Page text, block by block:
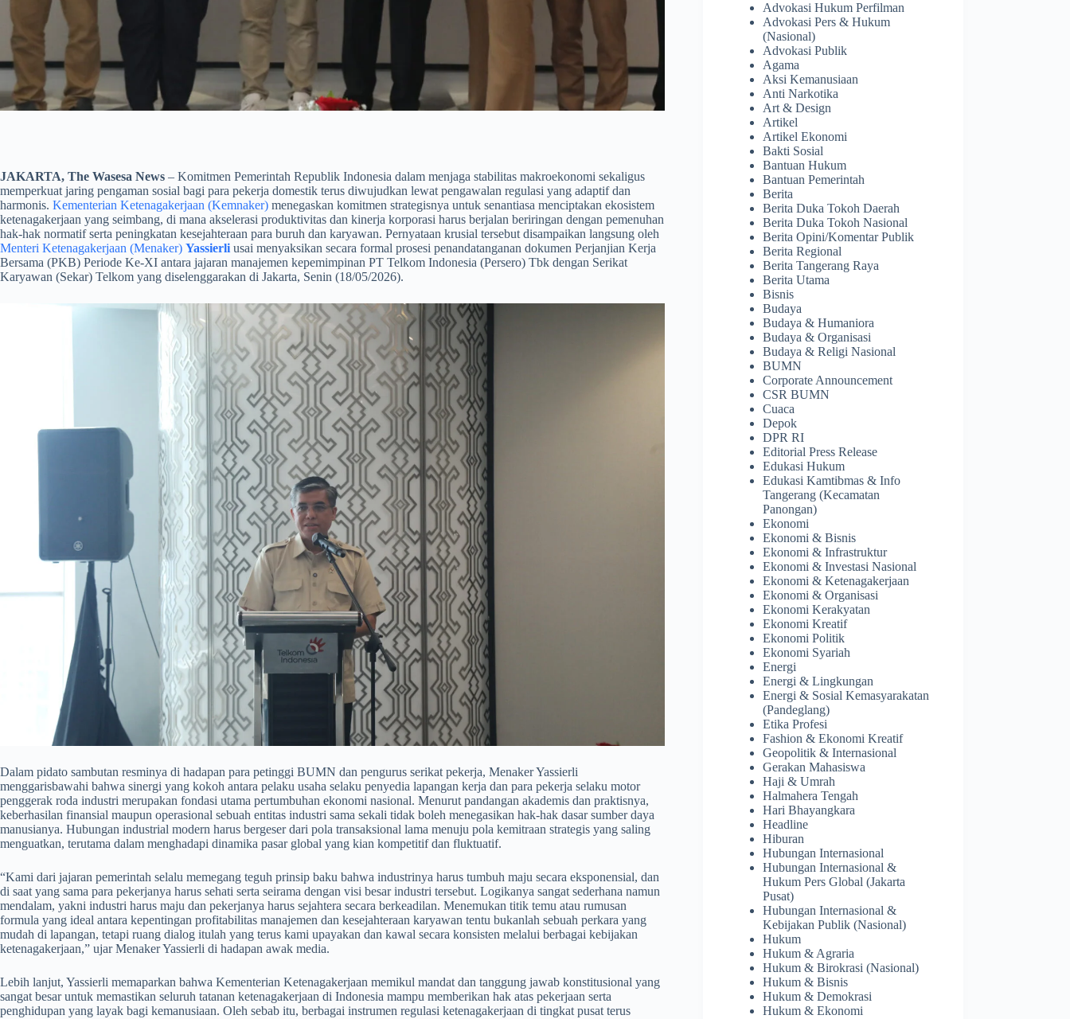
JAKARTA, The Wasesa News – Komitmen Pemerintah Republik Indonesia dalam menjaga stabilitas makroekonomi sekaligus
memperkuat jaring pengaman sosial bagi para pekerja domestik terus diwujudkan lewat pengawalan regulasi yang adaptif dan
harmonis. Kementerian Ketenagakerjaan (Kemnaker) menegaskan komitmen strategisnya untuk senantiasa menciptakan ekosistem
ketenagakerjaan yang seimbang, di mana akselerasi produktivitas dan kinerja korporasi harus berjalan beriringan dengan pemenuhan
hak-hak normatif serta peningkatan kesejahteraan para buruh dan karyawan. Pernyataan krusial tersebut disampaikan langsung oleh
Menteri Ketenagakerjaan (Menaker) Yassierli usai menyaksikan secara formal prosesi penandatanganan dokumen Perjanjian Kerja
Bersama (PKB) Periode Ke-XI antara jajaran manajemen kepemimpinan PT Telkom Indonesia (Persero) Tbk dengan Serikat
Karyawan (Sekar) Telkom yang diselenggarakan di Jakarta, Senin (18/05/2026).
​Dalam pidato sambutan resminya di hadapan para petinggi BUMN dan pengurus serikat pekerja, Menaker Yassierli
menggarisbawahi bahwa sinergi yang kokoh antara pelaku usaha selaku penyedia lapangan kerja dan para pekerja selaku motor
penggerak roda industri merupakan fondasi utama pertumbuhan ekonomi nasional. Menurut pandangan akademis dan praktisnya,
keberhasilan finansial maupun operasional sebuah entitas industri sama sekali tidak boleh menegasikan hak-hak dasar sumber daya
manusianya. Hubungan industrial modern harus bergeser dari pola transaksional lama menuju pola kemitraan strategis yang saling
menguatkan, terutama dalam menghadapi dinamika pasar global yang kian kompetitif dan fluktuatif.
​“Kami dari jajaran pemerintah selalu memegang teguh prinsip baku bahwa industrinya harus tumbuh maju secara eksponensial, dan
di saat yang sama para pekerjanya harus sehati serta seirama dengan visi besar industri tersebut. Logikanya sangat sederhana namun
mendalam, yakni industri harus maju dan pekerjanya harus sejahtera secara berkeadilan. Menemukan titik temu atau rumusan
formula yang ideal antara kepentingan profitabilitas manajemen dan kesejahteraan karyawan tentu bukanlah sebuah perkara yang
mudah di lapangan, tetapi ruang dialog itulah yang terus kami upayakan dan kawal secara konsisten melalui berbagai kebijakan
ketenagakerjaan,” ujar Menaker Yassierli di hadapan awak media.
​Lebih lanjut, Yassierli memaparkan bahwa Kementerian Ketenagakerjaan memikul mandat dan tanggung jawab konstitusional yang
sangat besar untuk memastikan seluruh tatanan ketenagakerjaan di Indonesia mampu memberikan hak atas pekerjaan serta
penghidupan yang layak bagi kemanusiaan. Oleh sebab itu, berbagai instrumen regulasi ketenagakerjaan di tingkat pusat terus
Advokasi Hukum Perfilman
Advokasi Pers & Hukum
(Nasional)
Advokasi Publik
Agama
Aksi Kemanusiaan
Anti Narkotika
Art & Design
Artikel
Artikel Ekonomi
Bakti Sosial
Bantuan Hukum
Bantuan Pemerintah
Berita
Berita Duka Tokoh Daerah
Berita Duka Tokoh Nasional
Berita Opini/Komentar Publik
Berita Regional
Berita Tangerang Raya
Berita Utama
Bisnis
Budaya
Budaya & Humaniora
Budaya & Organisasi
Budaya & Religi Nasional
BUMN
Corporate Announcement
CSR BUMN
Cuaca
Depok
DPR RI
Editorial Press Release
Edukasi Hukum
Edukasi Kamtibmas & Info
Tangerang (Kecamatan
Panongan)
Ekonomi
Ekonomi & Bisnis
Ekonomi & Infrastruktur
Ekonomi & Investasi Nasional
Ekonomi & Ketenagakerjaan
Ekonomi & Organisasi
Ekonomi Kerakyatan
Ekonomi Kreatif
Ekonomi Politik
Ekonomi Syariah
Energi
Energi & Lingkungan
Energi & Sosial Kemasyarakatan
(Pandeglang)
Etika Profesi
Fashion & Ekonomi Kreatif
Geopolitik & Internasional
Gerakan Mahasiswa
Haji & Umrah
Halmahera Tengah
Hari Bhayangkara
Headline
Hiburan
Hubungan Internasional
Hubungan Internasional &
Hukum Pers Global (Jakarta
Pusat)
Hubungan Internasional &
Kebijakan Publik (Nasional)
Hukum
Hukum & Agraria
Hukum & Birokrasi (Nasional)
Hukum & Bisnis
Hukum & Demokrasi
Hukum & Ekonomi